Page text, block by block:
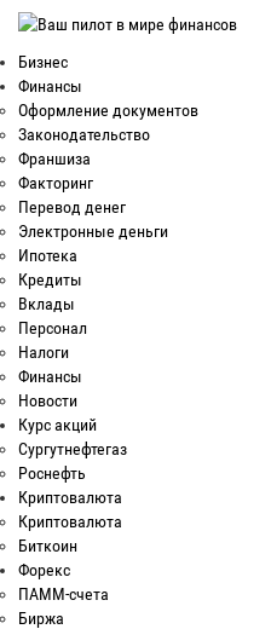
Бизнес
Финансы
Оформление документов
Законодательство
Франшиза
Факторинг
Перевод денег
Электронные деньги
Ипотека
Кредиты
Вклады
Персонал
Налоги
Финансы
Новости
Курс акций
Сургутнефтегаз
Роснефть
Криптовалюта
Криптовалюта
Биткоин
Форекс
ПАММ-счета
Биржа